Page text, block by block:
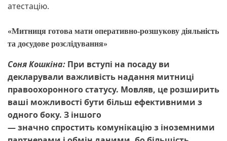
атестацію.
«Митниця готова мати оперативно-розшукову діяльність
та досудове розслідування»
Соня Кошкіна: При вступі на посаду ви
декларували важливість надання митниці
правоохоронного статусу. Мовляв, це розширить
ваші можливості бути більш ефективними з
одного боку. З іншого
— значно спростить комунікацію з іноземними